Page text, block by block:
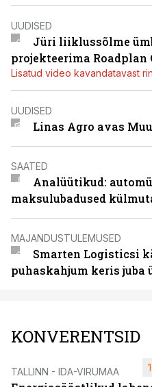
UUDISED
Jüri liiklussõlme
projekteerima Roadplan
Lisatud video kavandatavast
UUDISED
Linas Agro avas
SAATED
Analüütikud:
maksulubadused
MAJANDUSTULEMUSED
Smarten Logisticsi
puhaskahjum keris juba
KONVERENTSID
TALLINN - IDA-VIRUMAA